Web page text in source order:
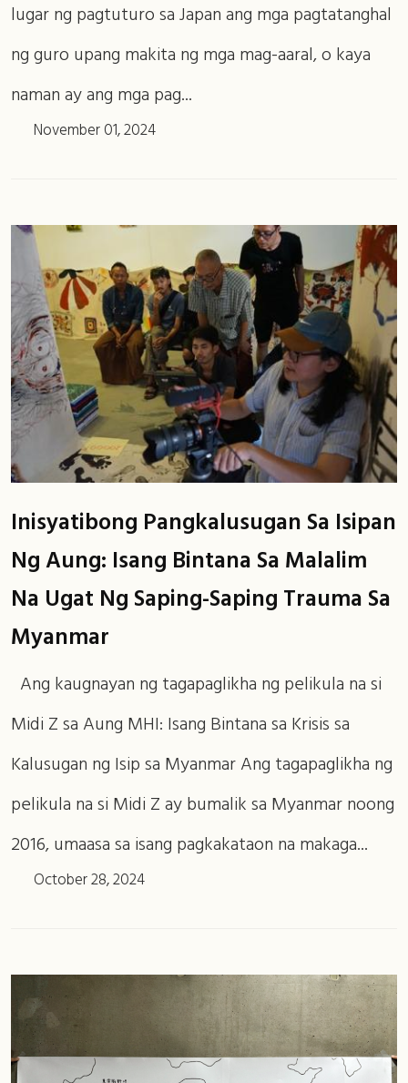
lugar ng pagtuturo sa Japan ang mga pagtatanghal
ng guro upang makita ng mga mag-aaral, o kaya
naman ay ang mga pag...
November 01, 2024
Inisyatibong Pangkalusugan Sa Isipan
Ng Aung: Isang Bintana Sa Malalim
Na Ugat Ng Saping-Saping Trauma Sa
Myanmar
Ang kaugnayan ng tagapaglikha ng pelikula na si
Midi Z sa Aung MHI: Isang Bintana sa Krisis sa
Kalusugan ng Isip sa Myanmar Ang tagapaglikha ng
pelikula na si Midi Z ay bumalik sa Myanmar noong
2016, umaasa sa isang pagkakataon na makaga...
October 28, 2024